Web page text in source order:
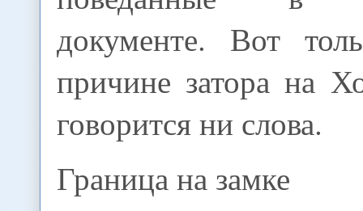
документе. Вот
причине затора на
говорится ни слова.
Граница на замке